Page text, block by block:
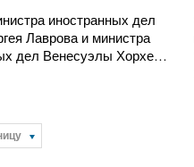
иностранных дел
Лаврова и министра
дел Венесуэлы Хорхе…